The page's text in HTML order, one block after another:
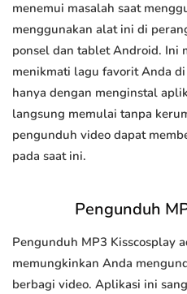
menemui masalah saat
menggunakan alat ini di
ponsel dan tablet Android. Ini
menikmati lagu favorit Anda
hanya dengan menginstal
langsung memulai tanpa
pengunduh video dapat
pada saat ini.
Pengunduh
Pengunduh MP3 Kisscosplay
memungkinkan Anda
berbagi video. Aplikasi ini